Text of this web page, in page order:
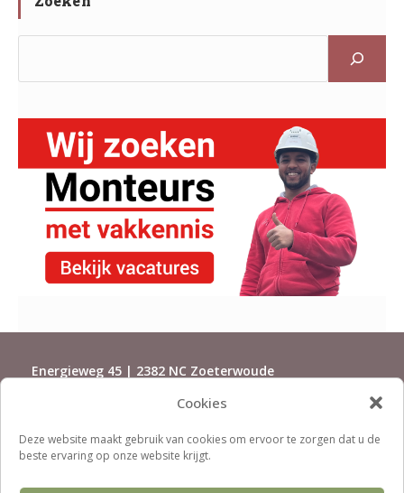
Cookies
Deze website maakt gebruik van cookies om ervoor te zorgen dat u de
beste ervaring op onze website krijgt.
Energieweg 45 | 2382 NC Zoeterwoude
071-5415500 | installaties@rijndorp.com